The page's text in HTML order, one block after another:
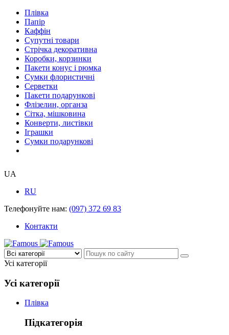
Плівка
Папір
Каффін
Супутні товари
Стрічка декоративна
Коробки, корзинки
Пакети конус і рюмка
Сумки флористичні
Серветки
Пакети подарункові
Флізелин, органза
Сітка, мішковина
Конверти, листівки
Іграшки
Сумки подарункові
UA
RU
Телефонуйте нам: (097) 372 69 83
Контакти
Усі категорії
Усі категорії
Плівка
Підкатегорія